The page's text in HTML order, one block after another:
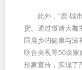
此外，“鹿·城市
货。通过邀请大咖
国鹿乡的健康与滋
联合央视等50余家
形象宣传，实现了